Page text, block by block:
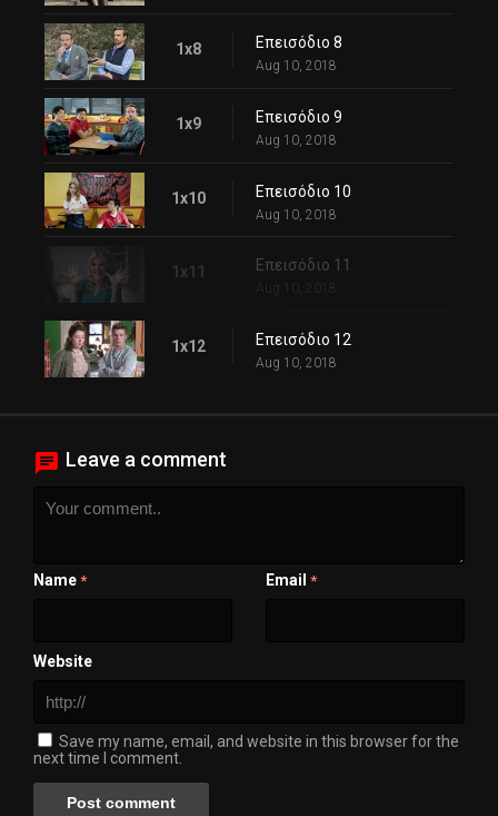
1x8 Επεισόδιο 8
Aug 10, 2018
1x9 Επεισόδιο 9
Aug 10, 2018
1x10 Επεισόδιο 10
Aug 10, 2018
1x11 Επεισόδιο 11
Aug 10, 2018
1x12 Επεισόδιο 12
Aug 10, 2018
Leave a comment
Name * Email *
Website
Save my name, email, and website in this browser for the
next time I comment.